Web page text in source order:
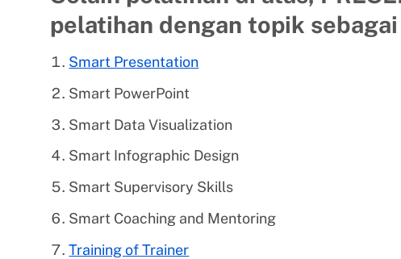
pelatihan dengan topik
Smart Presentation
Smart PowerPoint
Smart Data Visualization
Smart Infographic Design
Smart Supervisory Skills
Smart Coaching and Mentoring
Training of Trainer